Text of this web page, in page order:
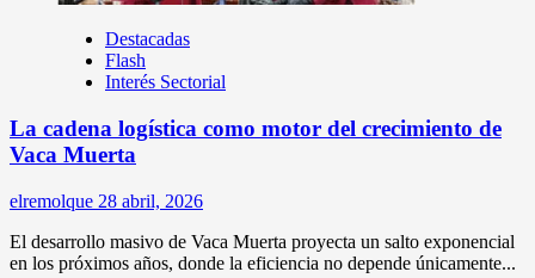
Destacadas
Flash
Interés Sectorial
La cadena logística como motor del crecimiento de
Vaca Muerta
elremolque 28 abril, 2026
El desarrollo masivo de Vaca Muerta proyecta un salto exponencial
en los próximos años, donde la eficiencia no depende únicamente...